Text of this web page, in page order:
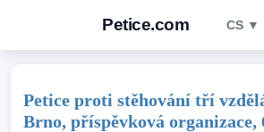
Petice.com CS ▼
Petice proti stěhování tří
Brno, příspěvková